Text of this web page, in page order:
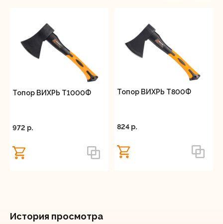
Топор ВИХРЬ Т1000Ф
972 p.
Топор ВИХРЬ Т800Ф
824 p.
История просмотра